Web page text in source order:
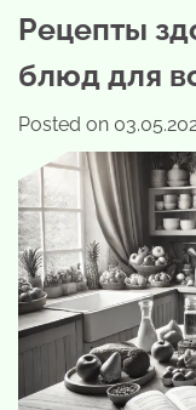
Рецепты
блюд для
Posted on